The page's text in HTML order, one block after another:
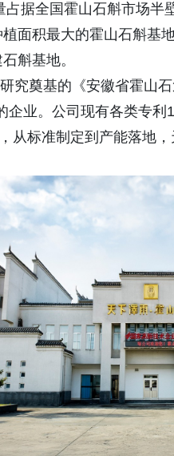
据全国霍山石斛市场
面积最大的霍山石斛基
斛基地。
究奠基的《安徽省霍山
企业。公司现有各类专
从标准制定到产能落地